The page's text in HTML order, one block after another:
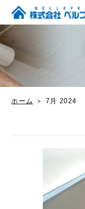
ベルフェの強み
ホーム ＞ 7月 2024